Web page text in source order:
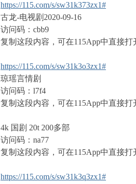
https://115.com/s/sw31k373zx1#
古龙-电视剧2020-09-16
访问码：cbb9
复制这段内容，可在115App中直接打
https://115.com/s/sw31k3o3zx1#
琼瑶言情剧
访问码：l7f4
复制这段内容，可在115App中直接打
4k 国剧 20t 200多部
访问码：na77
复制这段内容，可在115App中直接打
https://115.com/s/sw31k3q3zx1#